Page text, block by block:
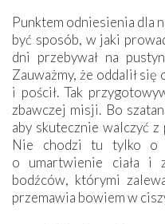
Punktem odniesienia dla
być sposób, w jaki
dni przebywał na
Zauważmy, że oddalił się
i pościł. Tak
zbawczej misji. Bo
aby skutecznie walczyć
Nie chodzi tu tylko o
o umartwienie ciała i
bodźców, którymi
przemawia bowiem w